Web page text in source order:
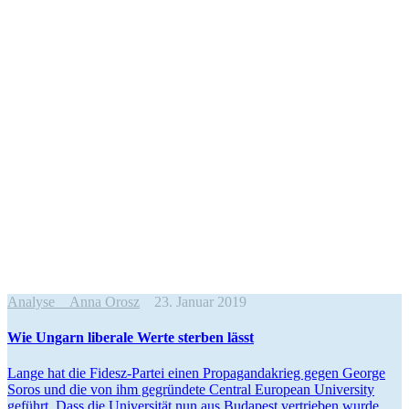
Analyse Anna Orosz 23. Januar 2019
Wie Ungarn liberale Werte sterben lässt
Lange hat die Fidesz-Partei einen Propa­gan­da­krieg gegen George
Soros und die von ihm gegründete Central European University